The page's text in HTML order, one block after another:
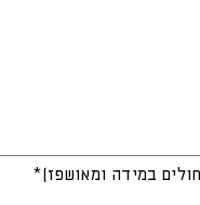
במידה ומאושפז)*